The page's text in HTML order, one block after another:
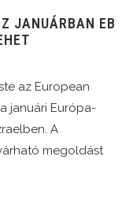
JANUÁRBAN EB
az European
januári Európa-
A
megoldást